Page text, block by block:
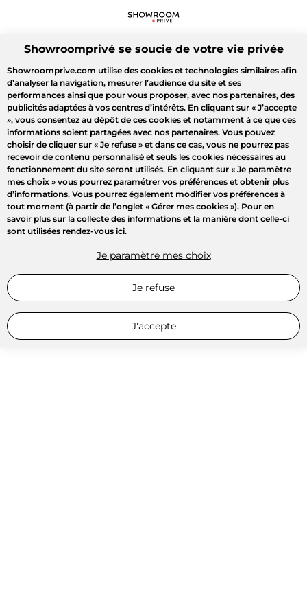
Showroomprivé se soucie de votre vie privée
Showroomprive.com utilise des cookies et technologies similaires afin
d’analyser la navigation, mesurer l’audience du site et ses
performances ainsi que pour vous proposer, avec nos partenaires, des
publicités adaptées à vos centres d’intérêts. En cliquant sur « J’accepte
», vous consentez au dépôt de ces cookies et notamment à ce que ces
informations soient partagées avec nos partenaires. Vous pouvez
choisir de cliquer sur « Je refuse » et dans ce cas, vous ne pourrez pas
recevoir de contenu personnalisé et seuls les cookies nécessaires au
fonctionnement du site seront utilisés. En cliquant sur « Je paramètre
mes choix » vous pourrez paramétrer vos préférences et obtenir plus
d’informations. Vous pourrez également modifier vos préférences à
tout moment (à partir de l’onglet « Gérer mes cookies »). Pour en
savoir plus sur la collecte des informations et la manière dont celle-ci
sont utilisées rendez-vous ici.
Je paramètre mes choix
Je refuse
J'accepte